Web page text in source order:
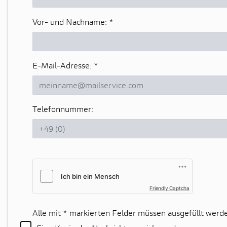
Vor- und Nachname: *
E-Mail-Adresse: *
Telefonnummer:
Friendly Captcha
Alle mit * markierten Felder müssen ausgefüllt